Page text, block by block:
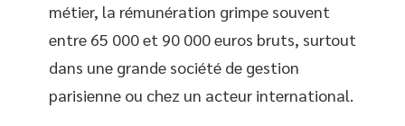
métier, la rémunération grimpe souvent
entre 65 000 et 90 000 euros bruts, surtout
dans une grande société de gestion
parisienne ou chez un acteur international.